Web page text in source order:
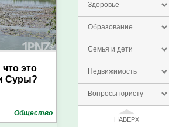
Здоровье
Образование
Семья и дети
Недвижимость
Вопросы юристу
НАВЕРХ
что это
Суры?
Общество